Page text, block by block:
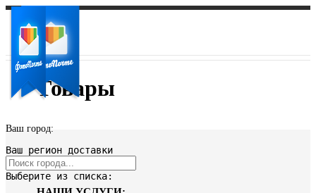
Ваш город:
Ваш регион доставки
Выберите из списка:
Товары